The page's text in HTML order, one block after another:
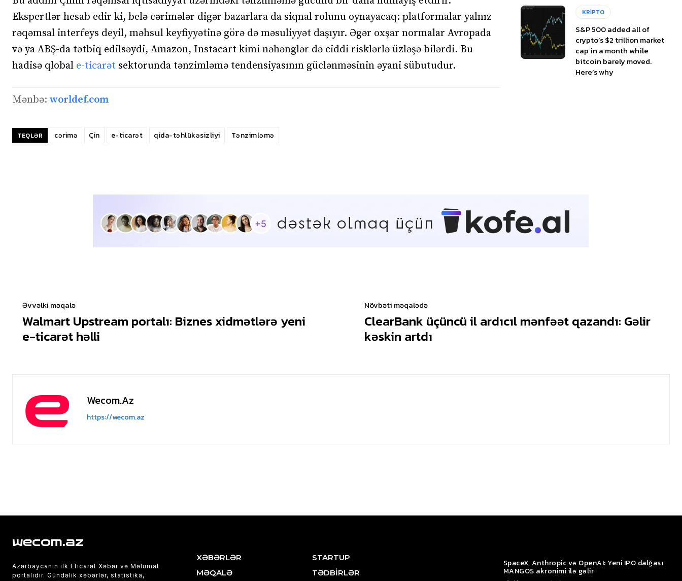
Ekspertlər hesab edir ki, belə cərimələr digər bazarlara da siqnal rolunu oynayacaq: platformalar yalnız
rəqəmsal interfeys deyil, məhsul keyfiyyətinə görə də məsuliyyət daşıyır. Əgər oxşar normalar Avropada
və ya ABŞ-da tətbiq edilsəydi, Amazon, Instacart kimi nəhənglər də ciddi risklərlə üzləşə bilərdi. Bu
hadisə qlobal e-ticarət sektorunda tənzimləmə tendensiyasının güclənməsinin əyani sübutudur.
Mənbə: worldef.com
TEQLƏR cərimə Çin e-ticarət qida-təhlükəsizliyi Tənzimləmə
KRİPTO
S&P 500 added all of
crypto’s $2 trillion market
cap in a month while
bitcoin barely moved.
Here’s why
Əvvəlki məqalə
Walmart Upstream portalı: Biznes xidmətlərə yeni
e-ticarət həlli
Növbəti məqalədə
ClearBank üçüncü il ardıcıl mənfəət qazandı: Gəlir
kəskin artdı
Wecom.az
https://wecom.az
wecom.az
Azərbaycanın ilk Eticarət Xəbər və Məlumat
portalıdır. Gündəlik xəbərlər, statistika,
XƏBƏRLƏR
MƏQALƏ
STARTUP
TƏDBİRLƏR
SpaceX, Anthropic və OpenAI: Yeni IPO dalğası
MANGOS akronimi ilə gəlir